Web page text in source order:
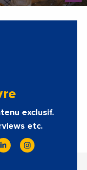
exclusif.
etc.